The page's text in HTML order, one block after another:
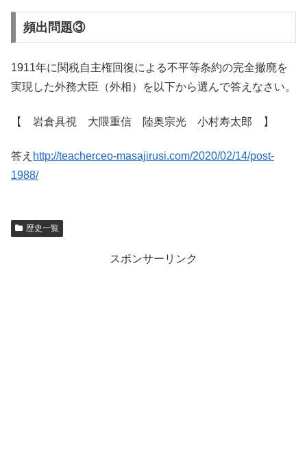
頻出問題③
1911年に関税自主権回復による不平等条約の完全撤廃を
実現した外務大臣（外相）を以下から選んで答えなさい。
【 岩倉具視 大隈重信 陸奥宗光 小村寿太郎 】
答え http://teacherceo-masajirusi.com/2020/02/14/post-
1988/
歴史一覧
スポンサーリンク